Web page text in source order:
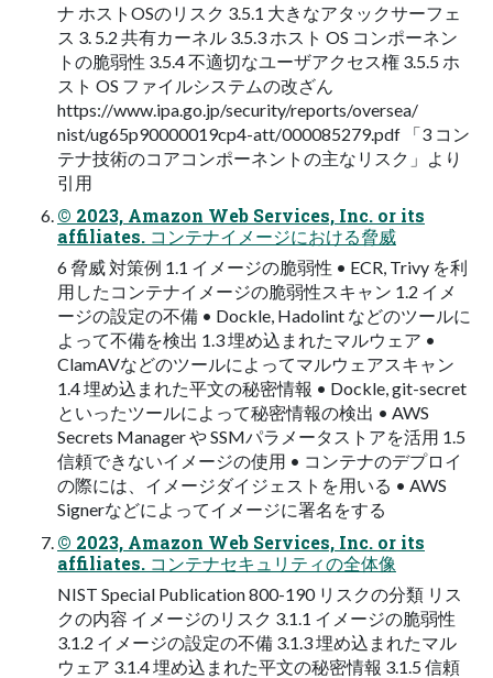
ナ ホストOSのリスク 3.5.1 大きなアタックサーフェ
ス 3. 5.2 共有カーネル 3.5.3 ホスト OS コンポーネン
トの脆弱性 3.5.4 不適切なユーザアクセス権 3.5.5 ホ
スト OS ファイルシステムの改ざん
https://www.ipa.go.jp/security/reports/oversea/
nist/ug65p90000019cp4-att/000085279.pdf 「3 コン
テナ技術のコアコンポーネントの主なリスク」より
引用
© 2023, Amazon Web Services, Inc. or its
affiliates. コンテナイメージにおける脅威
6 脅威 対策例 1.1 イメージの脆弱性 • ECR, Trivy を利
用したコンテナイメージの脆弱性スキャン 1.2 イメ
ージの設定の不備 • Dockle, Hadolint などのツールに
よって不備を検出 1.3 埋め込まれたマルウェア •
ClamAVなどのツールによってマルウェアスキャン
1.4 埋め込まれた平文の秘密情報 • Dockle, git-secret
といったツールによって秘密情報の検出 • AWS
Secrets Manager や SSMパラメータストアを活用 1.5
信頼できないイメージの使用 • コンテナのデプロイ
の際には、イメージダイジェストを用いる • AWS
Signerなどによってイメージに署名をする
© 2023, Amazon Web Services, Inc. or its
affiliates. コンテナセキュリティの全体像
NIST Special Publication 800-190 リスクの分類 リス
クの内容 イメージのリスク 3.1.1 イメージの脆弱性
3.1.2 イメージの設定の不備 3.1.3 埋め込まれたマル
ウェア 3.1.4 埋め込まれた平文の秘密情報 3.1.5 信頼